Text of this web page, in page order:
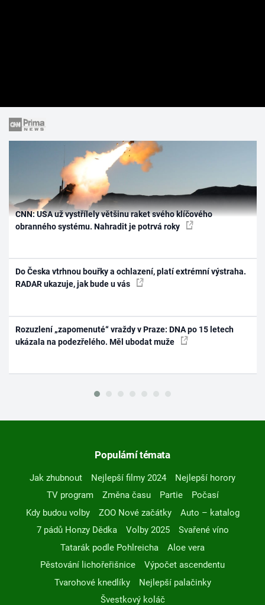
CNN: USA už vystřílely většinu raket svého klíčového
obranného systému. Nahradit je potrvá roky
Do Česka vtrhnou bouřky a ochlazení, platí extrémní výstraha.
RADAR ukazuje, jak bude u vás
Rozuzlení „zapomenuté“ vraždy v Praze: DNA po 15 letech
ukázala na podezřelého. Měl ubodat muže
Populární témata
Jak zhubnout Nejlepší filmy 2024
Nejlepší horory
TV program
Změna času Partie
Počasí
Kdy budou volby
ZOO Nové začátky
Auto – katalog
7 pádů Honzy Dědka
Volby 2025
Svařené víno
Tatarák podle Pohlreicha
Aloe vera
Pěstování lichořeřišnice
Výpočet ascendentu
Tvarohové knedlíky
Nejlepší palačinky
Švestkový koláč